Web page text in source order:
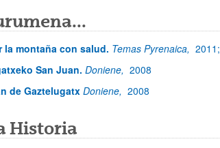
la montaña con salud. Temas Pyrenaica, 2011;
San Juan. Doniene, 2008
de Gaztelugatx Doniene, 2008
Historia